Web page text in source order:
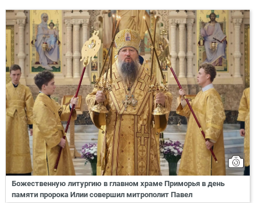
Божественную литургию в главном храме Приморья в день
памяти пророка Илии совершил митрополит Павел